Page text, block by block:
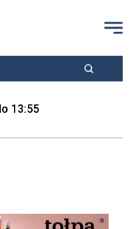
13:55